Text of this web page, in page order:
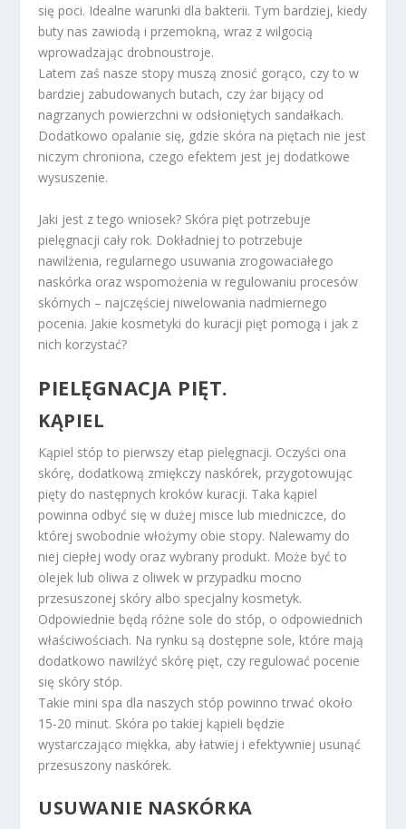
się poci. Idealne warunki dla bakterii. Tym bardziej, kiedy
buty nas zawiodą i przemokną, wraz z wilgocią
wprowadzając drobnoustroje.
Latem zaś nasze stopy muszą znosić gorąco, czy to w
bardziej zabudowanych butach, czy żar bijący od
nagrzanych powierzchni w odsłoniętych sandałkach.
Dodatkowo opalanie się, gdzie skóra na piętach nie jest
niczym chroniona, czego efektem jest jej dodatkowe
wysuszenie.
Jaki jest z tego wniosek? Skóra pięt potrzebuje
pielęgnacji cały rok. Dokładniej to potrzebuje
nawilżenia, regularnego usuwania zrogowaciałego
naskórka oraz wspomożenia w regulowaniu procesów
skórnych – najczęściej niwelowania nadmiernego
pocenia. Jakie kosmetyki do kuracji pięt pomogą i jak z
nich korzystać?
PIELĘGNACJA PIĘT.
KĄPIEL
Kąpiel stóp to pierwszy etap pielęgnacji. Oczyści ona
skórę, dodatkową zmiękczy naskórek, przygotowując
pięty do następnych kroków kuracji. Taka kąpiel
powinna odbyć się w dużej misce lub miedniczce, do
której swobodnie włożymy obie stopy. Nalewamy do
niej ciepłej wody oraz wybrany produkt. Może być to
olejek lub oliwa z oliwek w przypadku mocno
przesuszonej skóry albo specjalny kosmetyk.
Odpowiednie będą różne sole do stóp, o odpowiednich
właściwościach. Na rynku są dostępne sole, które mają
dodatkowo nawilżyć skórę pięt, czy regulować pocenie
się skóry stóp.
Takie mini spa dla naszych stóp powinno trwać około
15-20 minut. Skóra po takiej kąpieli będzie
wystarczająco miękka, aby łatwiej i efektywniej usunąć
przesuszony naskórek.
USUWANIE NASKÓRKA